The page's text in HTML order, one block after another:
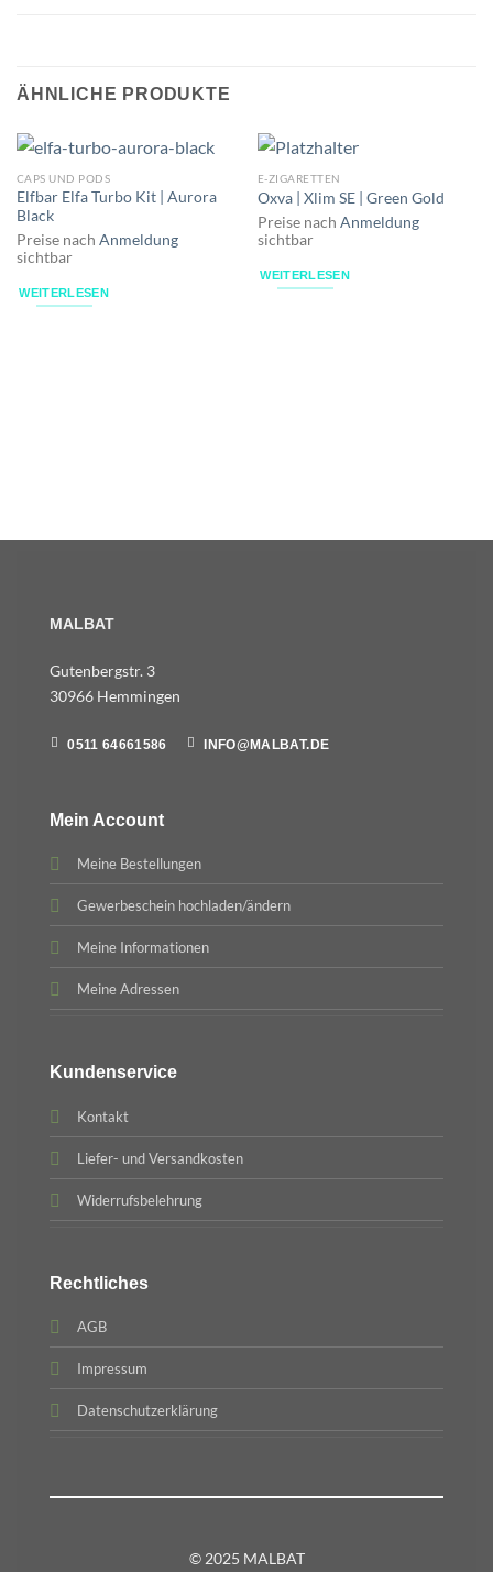
ÄHNLICHE PRODUKTE
CAPS UND PODS
Elfbar Elfa Turbo Kit | Aurora
Black
Preise nach Anmeldung
sichtbar
WEITERLESEN
E-ZIGARETTEN
Oxva | Xlim SE | Green Gold
Preise nach Anmeldung
sichtbar
WEITERLESEN
MALBAT
Gutenbergstr. 3
30966 Hemmingen
0511 64661586 INFO@MALBAT.DE
Mein Account
Meine Bestellungen
Gewerbeschein hochladen/ändern
Meine Informationen
Meine Adressen
Kundenservice
Kontakt
Liefer- und Versandkosten
Widerrufsbelehrung
Rechtliches
AGB
Impressum
Datenschutzerklärung
© 2025 MALBAT